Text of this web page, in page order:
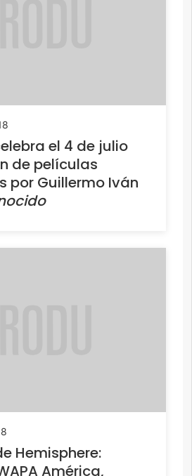
el 4 de julio
de películas
por Guillermo Iván
Hemisphere:
América,